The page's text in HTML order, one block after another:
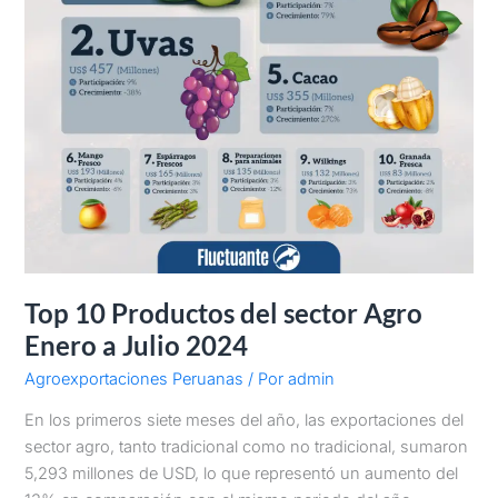
Top 10 Productos del sector Agro
Enero a Julio 2024
Agroexportaciones Peruanas / Poradmin
En los primeros siete meses del año, las exportaciones del
sector agro, tanto tradicional como no tradicional, sumaron
5,293 millones de USD, lo que representó un aumento del